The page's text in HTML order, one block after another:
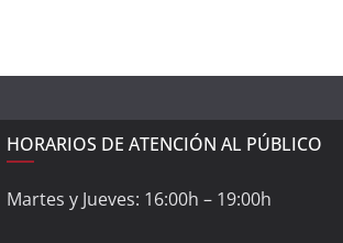
HORARIOS DE ATENCIÓN AL PÚBLICO
Martes y Jueves: 16:00h – 19:00h